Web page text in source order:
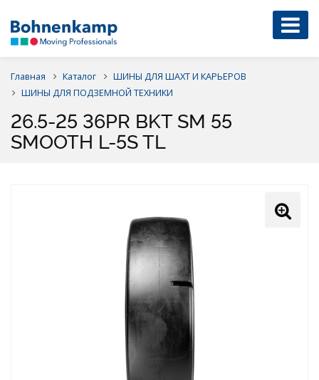
Главная Каталог
ШИНЫ ДЛЯ ШАХТ И КАРЬЕРОВ
ШИНЫ ДЛЯ ПОДЗЕМНОЙ ТЕХНИКИ
26.5-25 36PR BKT SM 55
SMOOTH L-5S TL